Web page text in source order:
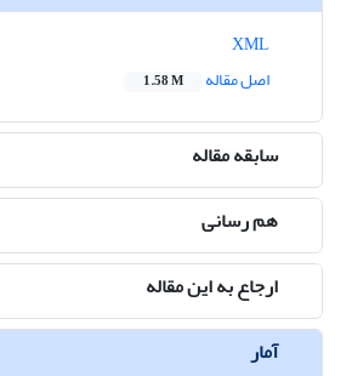
اصل مقاله
1.58 M
سابقه مقاله
هم رسانی
ارجاع به این مقاله
آمار